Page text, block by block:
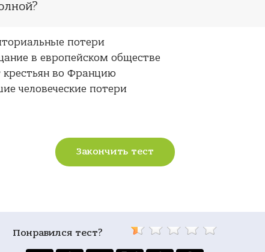
потери
в европейском обществе
крестьян во Францию
человеческие потери
Закончить тест
Понравился тест?